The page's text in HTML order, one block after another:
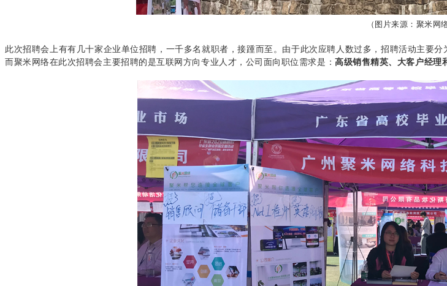
（图片来源：聚米网络
此次招聘会上有有几十家企业单位招聘，一千多名就职者，接踵而至。 由于此次应聘人数过多，招聘活动主要
而聚米网络在此次招聘会主要招聘的是互联网方向专业人才，公司面向职位需求是：高级销售精英、大客户经理